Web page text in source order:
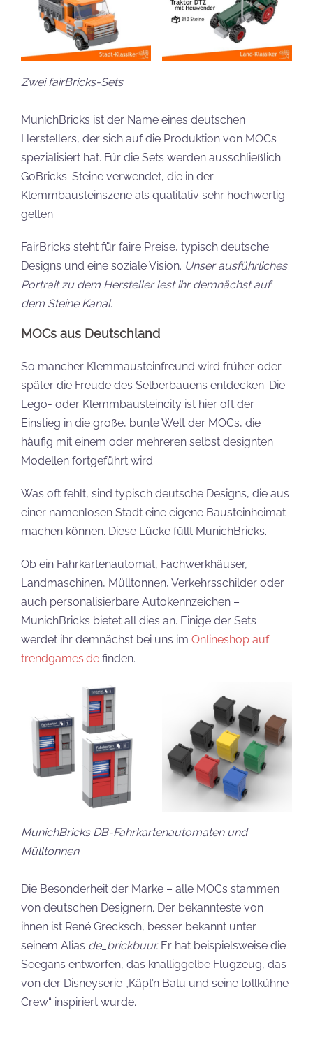
Zwei fairBricks-Sets
MunichBricks ist der Name eines deutschen
Herstellers, der sich auf die Produktion von MOCs
spezialisiert hat. Für die Sets werden ausschließlich
GoBricks-Steine verwendet, die in der
Klemmbausteinszene als qualitativ sehr hochwertig
gelten.
FairBricks steht für faire Preise, typisch deutsche
Designs und eine soziale Vision. Unser ausführliches
Portrait zu dem Hersteller lest ihr demnächst auf
dem Steine Kanal.
MOCs aus Deutschland
So mancher Klemmausteinfreund wird früher oder
später die Freude des Selberbauens entdecken. Die
Lego- oder Klemmbausteincity ist hier oft der
Einstieg in die große, bunte Welt der MOCs, die
häufig mit einem oder mehreren selbst designten
Modellen fortgeführt wird.
Was oft fehlt, sind typisch deutsche Designs, die aus
einer namenlosen Stadt eine eigene Bausteinheimat
machen können. Diese Lücke füllt MunichBricks.
Ob ein Fahrkartenautomat, Fachwerkhäuser,
Landmaschinen, Mülltonnen, Verkehrsschilder oder
auch personalisierbare Autokennzeichen –
MunichBricks bietet all dies an. Einige der Sets
werdet ihr demnächst bei uns im Onlineshop auf
trendgames.de finden.
MunichBricks DB-Fahrkartenautomaten und
Mülltonnen
Die Besonderheit der Marke – alle MOCs stammen
von deutschen Designern. Der bekannteste von
ihnen ist René Grecksch, besser bekannt unter
seinem Alias de_brickbuur.Er hat beispielsweise die
Seegans entworfen, das knalliggelbe Flugzeug, das
von der Disneyserie „Käpt’n Balu und seine tollkühne
Crew“ inspiriert wurde.